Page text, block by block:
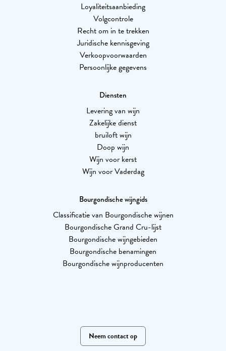
Loyaliteitsaanbieding
Volgcontrole
Recht om in te trekken
Juridische kennisgeving
Verkoopvoorwaarden
Persoonlijke gegevens
Diensten
Levering van wijn
Zakelijke dienst
bruiloft wijn
Doop wijn
Wijn voor kerst
Wijn voor Vaderdag
Bourgondische wijngids
Classificatie van Bourgondische wijnen
Bourgondische Grand Cru-lijst
Bourgondische wijngebieden
Bourgondische benamingen
Bourgondische wijnproducenten
Neem contact op